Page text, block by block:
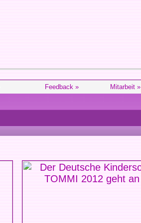
Feedback » Mitarbeit »